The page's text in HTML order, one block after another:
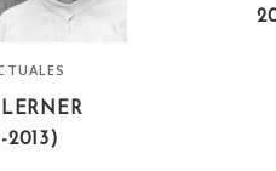
2013)